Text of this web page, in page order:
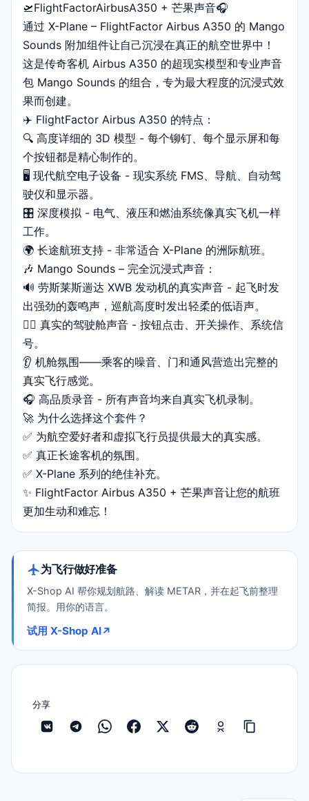
描述
🛫FlightFactorAirbusA350 + 芒果声音🎧
通过 X-Plane – FlightFactor Airbus A350 的 Mango
Sounds 附加组件让自己沉浸在真正的航空世界中！
这是传奇客机 Airbus A350 的超现实模型和专业声音
包 Mango Sounds 的组合，专为最大程度的沉浸式效
果而创建。
✈️ FlightFactor Airbus A350 的特点：
🔍 高度详细的 3D 模型 - 每个铆钉、每个显示屏和每
个按钮都是精心制作的。
🖥️ 现代航空电子设备 - 现实系统 FMS、导航、自动驾
驶仪和显示器。
🎛️ 深度模拟 - 电气、液压和燃油系统像真实飞机一样
工作。
🌍 长途航班支持 - 非常适合 X-Plane 的洲际航班。
🎶 Mango Sounds – 完全沉浸式声音：
🔊 劳斯莱斯遄达 XWB 发动机的真实声音 - 起飞时发
出强劲的轰鸣声，巡航高度时发出轻柔的低语声。
👩‍✈️ 真实的驾驶舱声音 - 按钮点击、开关操作、系统信
号。
👂 机舱氛围——乘客的噪音、门和通风营造出完整的
真实飞行感觉。
🎧 高品质录音 - 所有声音均来自真实飞机录制。
🚀 为什么选择这个套件？
✅ 为航空爱好者和虚拟飞行员提供最大的真实感。
✅ 真正长途客机的氛围。
✅ X-Plane 系列的绝佳补充。
✨ FlightFactor Airbus A350 + 芒果声音让您的航班
更加生动和难忘！
为飞行做好准备
X-Shop AI 帮你规划航路、解读 METAR，并在起飞前整理
简报。用你的语言。
试用 X-Shop AI↗
分享